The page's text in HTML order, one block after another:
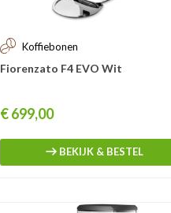
Koffiebonen
Fiorenzato F4 EVO Wit
Prijs
€ 699,00
BEKIJK & BESTEL